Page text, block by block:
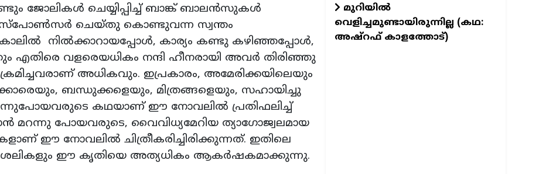
ജോലികള്‍ ചെയ്യിപ്പിച്ച് ബാങ്ക് ബാലന്‍സുകള്‍
സ്‌പോണ്‍സര്‍ ചെയ്തു കൊണ്ടുവന്ന സ്വന്തം
നില്‍ക്കാറായപ്പോള്‍, കാര്യം കണ്ടു കഴിഞ്ഞപ്പോള്‍,
വളരെയധികം നന്ദി ഹീനരായി അവര്‍ തിരിഞ്ഞു
അധികവും. ഇപ്രകാരം, അമേരിക്കയിലെയും
ബന്ധുക്കളെയും, മിത്രങ്ങളെയും, സഹായിച്ചു
കഥയാണ് ഈ നോവലില്‍ പ്രതിഫലിച്ച്
മറന്നു പോയവരുടെ, വൈവിധ്യമേറിയ ത്യാഗോജ്വലമായ
ഈ നോവലില്‍ ചിത്രീകരിച്ചിരിക്കുന്നത്. ഇതിലെ
ഈ കൃതിയെ അത്യധികം ആകര്‍ഷകമാക്കുന്നു.
മുറിയിൽ
വെളിച്ചമുണ്ടായിരുന്നില്ല (കഥ:
അഷ്റഫ് കാളത്തോട്)